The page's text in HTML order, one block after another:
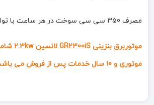
مصرف 350 سی سی سوخت در هر ساعت با توان 50 درصد
موتوری و 10 سال خدمات پس از فروش می باشد .